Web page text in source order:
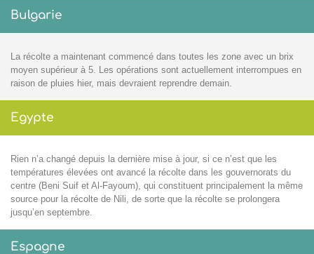
Bulgarie
La récolte a maintenant commencé dans toutes les zone avec un brix
moyen supérieur à 5. Les opérations sont actuellement interrompues en
raison de pluies hier, mais devraient reprendre demain.
Egypte
Rien n’a changé depuis la dernière mise à jour, si ce n’est que les
températures élevées ont avancé la récolte dans les gouvernorats du
centre (Beni Suif et Al-Fayoum), qui constituent principalement la même
source pour la récolte de Nili, de sorte que la récolte se prolongera
jusqu’en septembre.
Espagne